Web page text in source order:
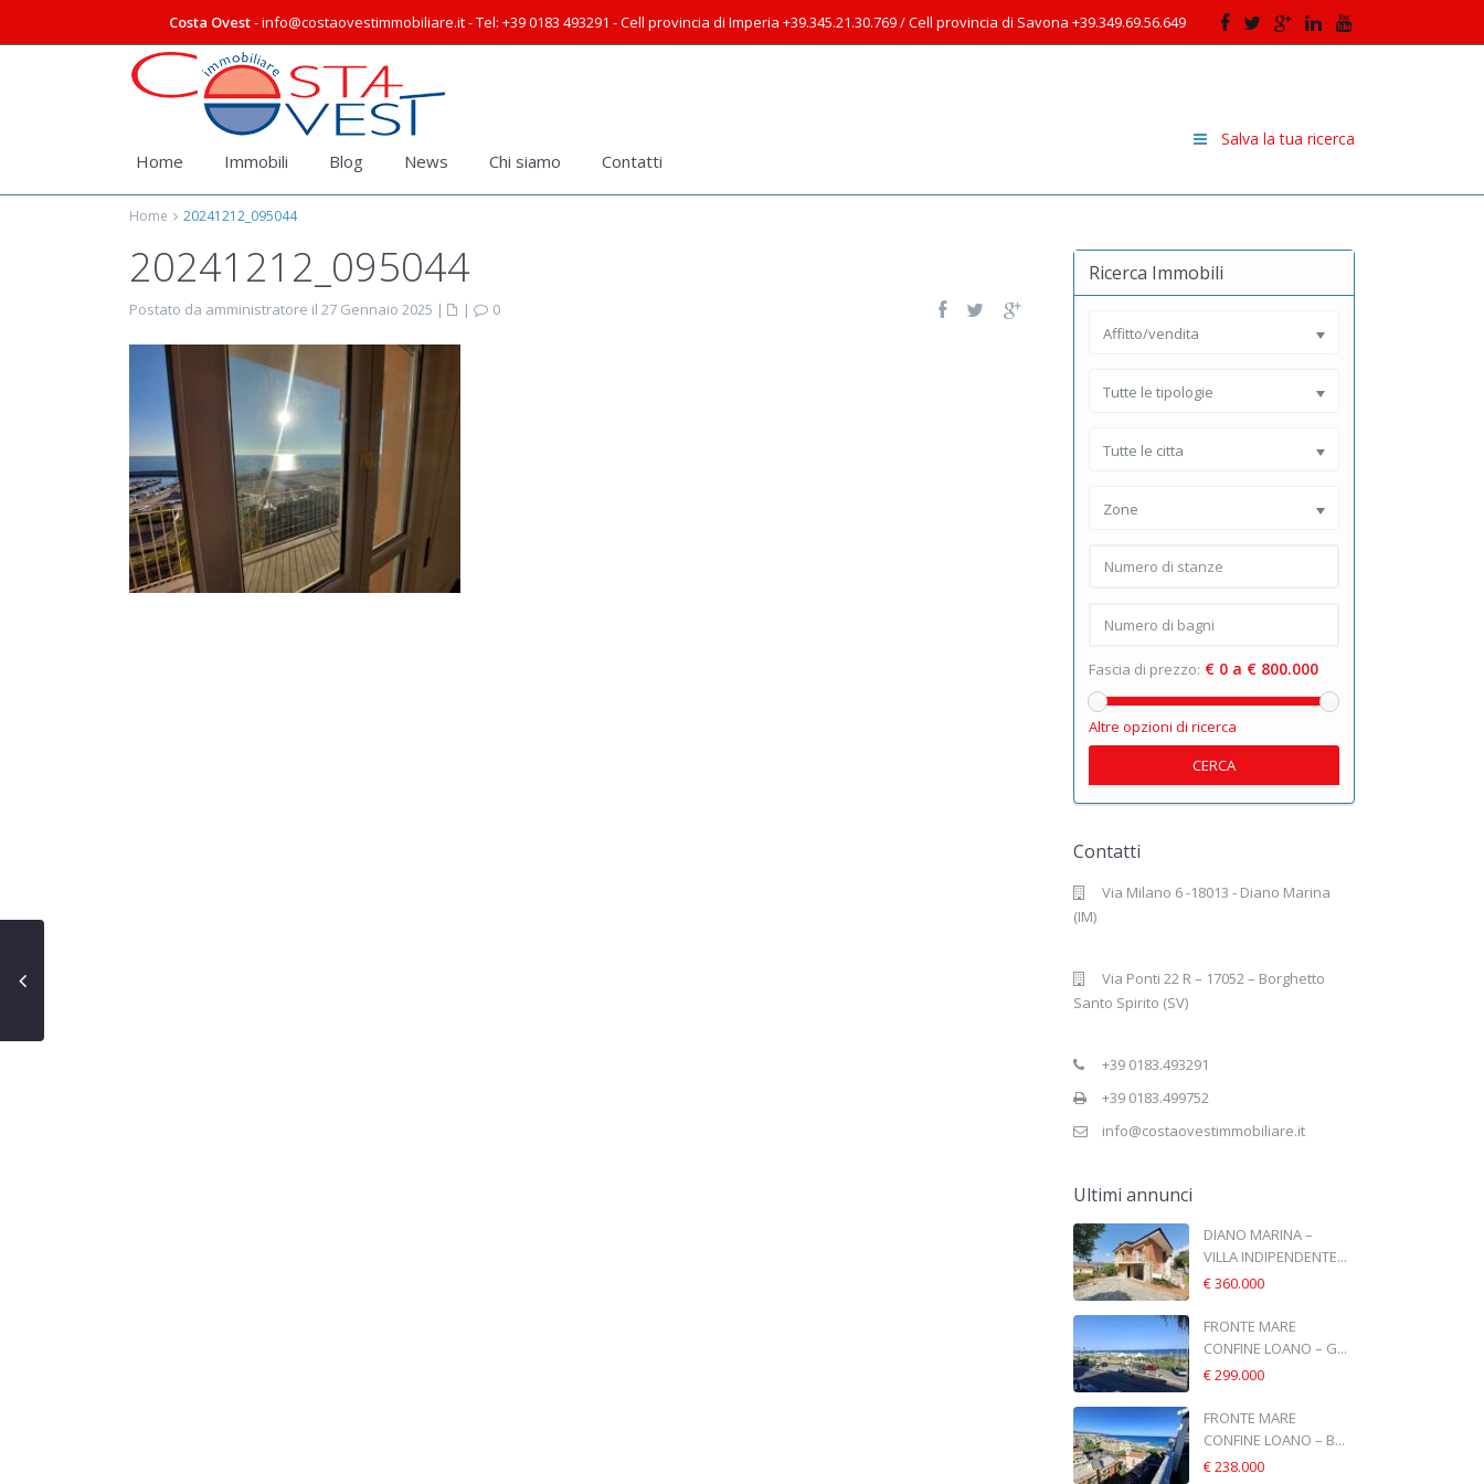
Costa Ovest- info@costaovestimmobiliare.it - Tel: +39 0183 493291 - Cell provincia di Imperia +39.345.21.30.769 / Cell provincia di Savona +39.349.69.56.649
Salva la tua ricerca
Home Immobili Blog News Chi siamo Contatti
Home 20241212_095044
20241212_095044
Postato da amministratore il 27 Gennaio 2025 | | 0
Ricerca Immobili
Affitto/vendita
Tutte le tipologie
Tutte le citta
Zone
Fascia di prezzo: € 0 a € 800.000
Altre opzioni di ricerca
CERCA
Contatti
Via Milano 6 -18013 - Diano Marina
(IM)
Via Ponti 22 R – 17052 – Borghetto
Santo Spirito (SV)
+39 0183.493291
+39 0183.499752
info@costaovestimmobiliare.it
Ultimi annunci
DIANO MARINA –
VILLA INDIPENDENTE...
€ 360.000
FRONTE MARE
CONFINE LOANO – G...
€ 299.000
FRONTE MARE
CONFINE LOANO – B...
€ 238.000